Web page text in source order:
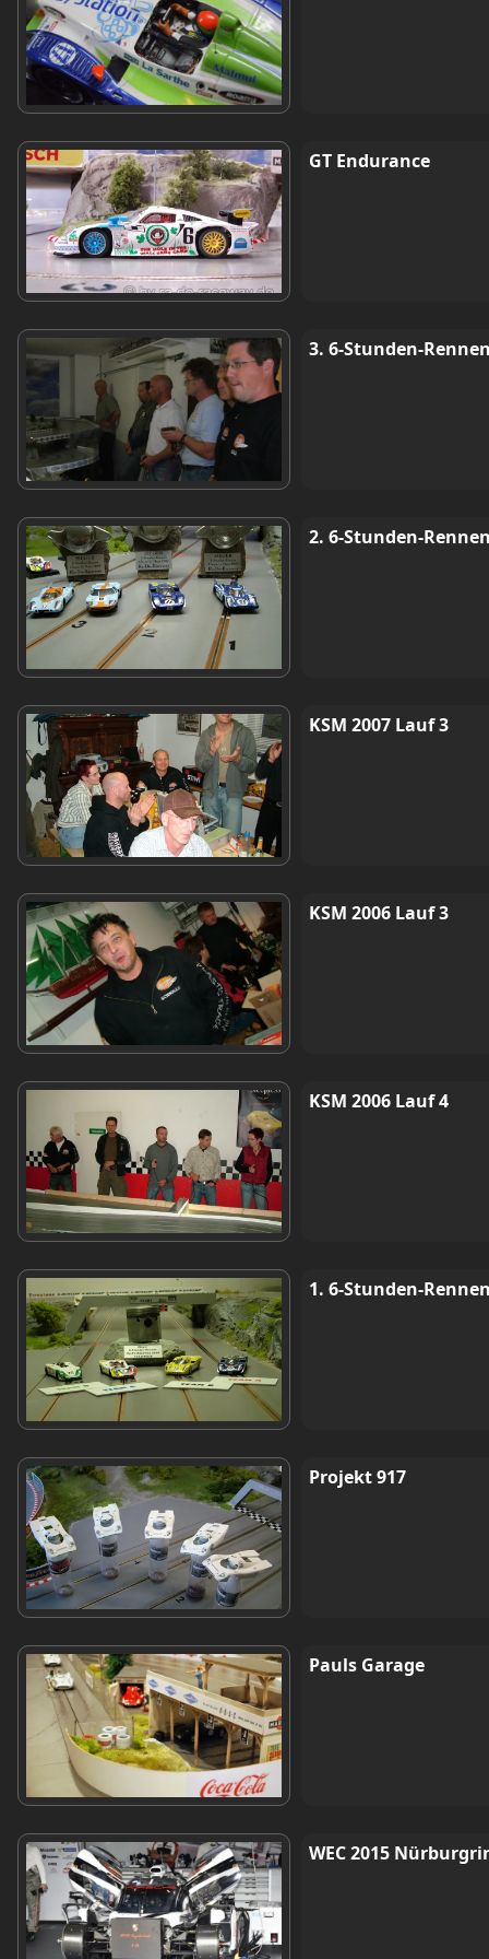
GT Endurance
3. 6-Stunden-
2. 6-Stunden-
KSM 2007 Lauf 3
KSM 2006 Lauf 3
KSM 2006 Lauf 4
1. 6-Stunden-
Projekt 917
Pauls Garage
WEC 2015